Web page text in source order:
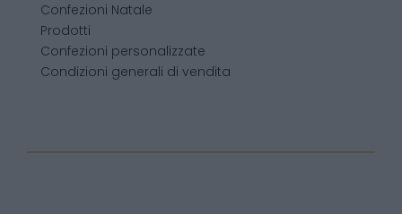
Confezioni Natale
Prodotti
Confezioni personalizzate
Condizioni generali di vendita